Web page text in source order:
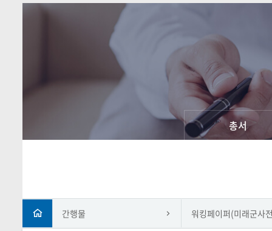
총서
간행물 워킹페이퍼(미래군사